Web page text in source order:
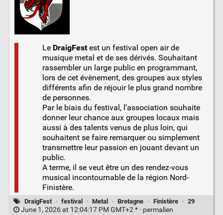
Le DraigFestest un festival open air de
musique metal et de ses dérivés. Souhaitant
rassembler un large public en programmant,
lors de cet évènement, des groupes aux styles
différents afin de réjouir le plus grand nombre
de personnes.
Par le biais du festival, l’association souhaite
donner leur chance aux groupes locaux mais
aussi à des talents venus de plus loin, qui
souhaitent se faire remarquer ou simplement
transmettre leur passion en jouant devant un
public.
A terme, il se veut être un des rendez-vous
musical incontournable de la région Nord-
Finistère.
DraigFest · festival · Metal · Bretagne · Finistère · 29
June 1, 2026 at 12:04:17 PM GMT+2 * · permalien